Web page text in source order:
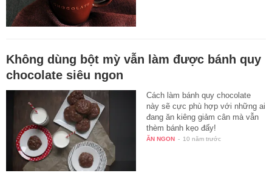
Không dùng bột mỳ vẫn làm được bánh quy
chocolate siêu ngon
Cách làm bánh quy chocolate
này sẽ cực phù hợp với những ai
đang ăn kiêng giảm cân mà vẫn
thèm bánh kẹo đấy!
ĂN NGON - 10 năm trước